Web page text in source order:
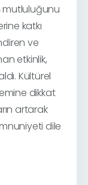
mutluluğunu
katkı
ve
etkinlik,
Kültürel
dikkat
artarak
dile